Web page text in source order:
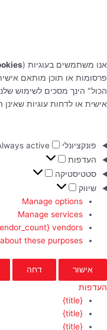
אנו משתמשים בעוגיות (
פרסומות או תוכן מותאם
הכול" הינך מסכים לשימוש
אישית או לדחות עוגיות שאינן
פונקציונלי
active
העדפות
סטטיסטיקה
שיווק
Manage options
Manage services
vendors
these purposes
אישור דחה
העדפות
{title}
{title}
{title}